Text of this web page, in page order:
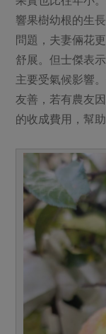
響果樹幼根的生
問題，夫妻倆花
舒展。但士傑表
主要受氣候影響
友善，若有農友
的收成費用，幫